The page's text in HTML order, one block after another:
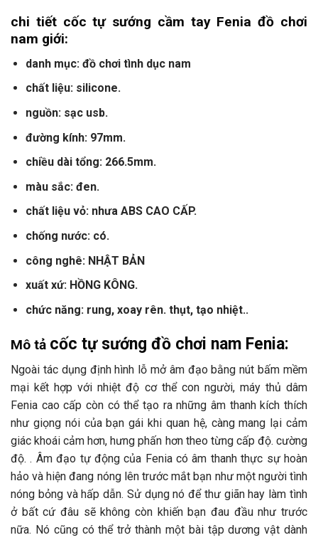
chi tiết cốc tự sướng cầm tay Fenia đồ chơi
nam giới:
danh mục: đồ chơi tình dục nam
chất liệu: silicone.
nguồn: sạc usb.
đường kính: 97mm.
chiều dài tổng: 266.5mm.
màu sắc: đen.
chất liệu vỏ: nhưa ABS CAO CẤP.
chống nước: có.
công nghê: NHẬT BẢN
xuất xứ: HỒNG KÔNG.
chức năng: rung, xoay rên. thụt, tạo nhiệt..
Mô tả cốc tự sướng đồ chơi nam Fenia:
Ngoài tác dụng định hình lỗ mở âm đạo bằng nút bấm mềm
mại kết hợp với nhiệt độ cơ thể con người, máy thủ dâm
Fenia cao cấp còn có thể tạo ra những âm thanh kích thích
như giọng nói của bạn gái khi quan hệ, càng mang lại cảm
giác khoái cảm hơn, hưng phấn hơn theo từng cấp độ. cường
độ. . Âm đạo tự động của Fenia có âm thanh thực sự hoàn
hảo và hiện đang nóng lên trước mắt bạn như một người tình
nóng bỏng và hấp dẫn. Sử dụng nó để thư giãn hay làm tình
ở bất cứ đâu sẽ không còn khiến bạn đau đầu như trước
nữa. Nó cũng có thể trở thành một bài tập dương vật dành